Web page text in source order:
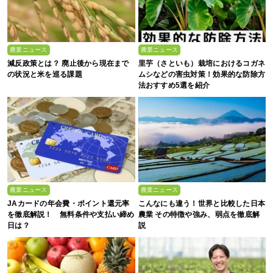
農業ニュース
減反政策とは？ 廃止後から現在まで
の状況と米を巡る課題
農業ニュース
里芋（さといも）栽培におけるコガネ
ムシなどの害虫対策！効果的な防除方
法おすすめ5選を紹介
農業ニュース
JAカードの年会費・ポイント還元率
を徹底解説！ 無料条件や支払い締め
日は？
農業ニュース
こんなにも違う！世界と比較した日本
農業 その特徴や強み、弱点を徹底解
説